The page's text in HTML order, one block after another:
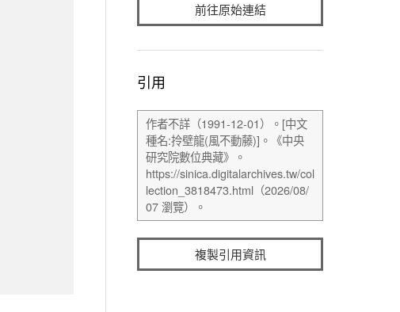
前往原始連結
引用
複製引用資訊